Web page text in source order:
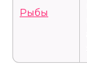
Рыбы